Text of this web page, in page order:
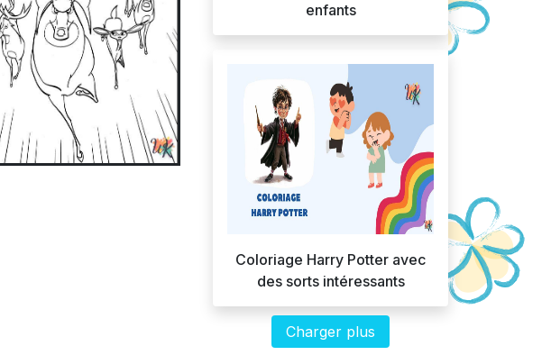
enfants
Coloriage Harry Potter avec
des sorts intéressants
Charger plus